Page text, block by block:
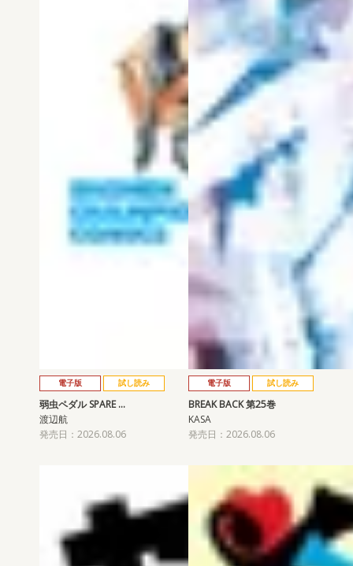
電子版 試し読み
弱虫ペダル SPARE …
渡辺航
発売日：2026.08.06
電子版 試し読み
BREAK BACK 第25巻
KASA
発売日：2026.08.06